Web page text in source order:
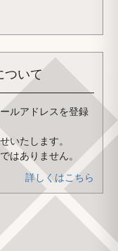
ついて
ルアドレスを登録
いたします。
はありません。
詳しくはこちら